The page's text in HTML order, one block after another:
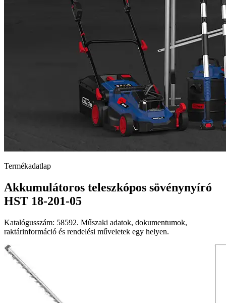
Termékadatlap
Akkumulátoros teleszkópos sövénynyíró
HST 18-201-05
Katalógusszám: 58592. Műszaki adatok, dokumentumok,
raktárinformáció és rendelési műveletek egy helyen.